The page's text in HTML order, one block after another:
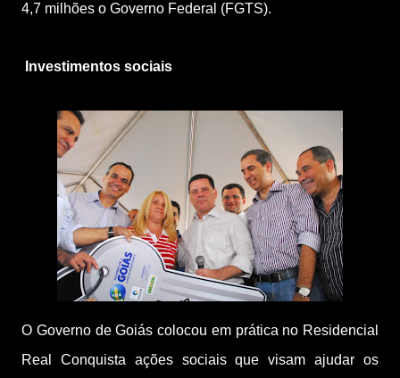
4,7 milhões o Governo Federal (FGTS).
Investimentos sociais
O Governo de Goiás colocou em prática no Residencial
Real Conquista ações sociais que visam ajudar os